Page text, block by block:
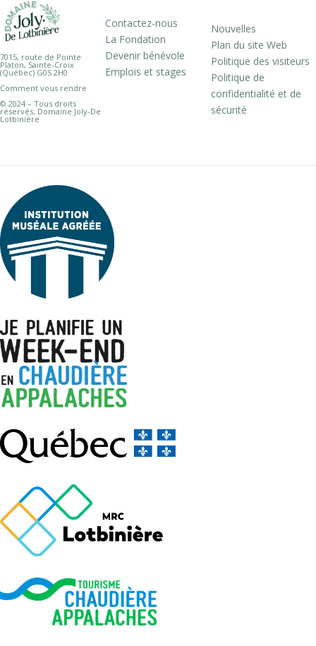
7015, route de Pointe
Platon, Sainte-Croix
(Québec) G0S 2H0
Comment vous rendre
© 2024 – Tous droits
réservés, Domaine Joly-De
Lotbinière
Contactez-nous
La Fondation
Devenir bénévole
Emplois et stages
Nouvelles
Plan du site Web
Politique des visiteurs
Politique de
confidentialité et de
sécurité